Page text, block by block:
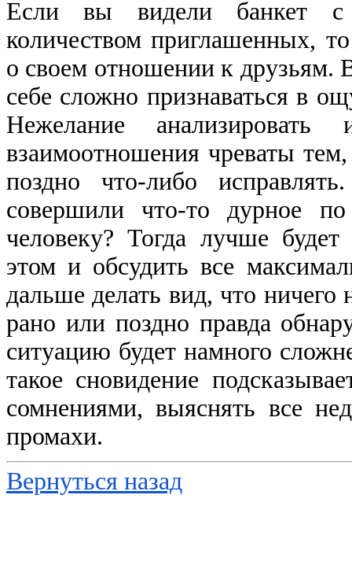
Если вы видели банкет
количеством приглашенных, то
о своем отношении к друзьям.
себе сложно признаваться в
Нежелание анализировать
взаимоотношения чреваты
поздно что-либо
совершили что-то дурное
человеку? Тогда лучше
этом и обсудить все
дальше делать вид, что
рано или поздно правда
ситуацию будет намного
такое сновидение
сомнениями, выяснять все
промахи.
Вернуться назад